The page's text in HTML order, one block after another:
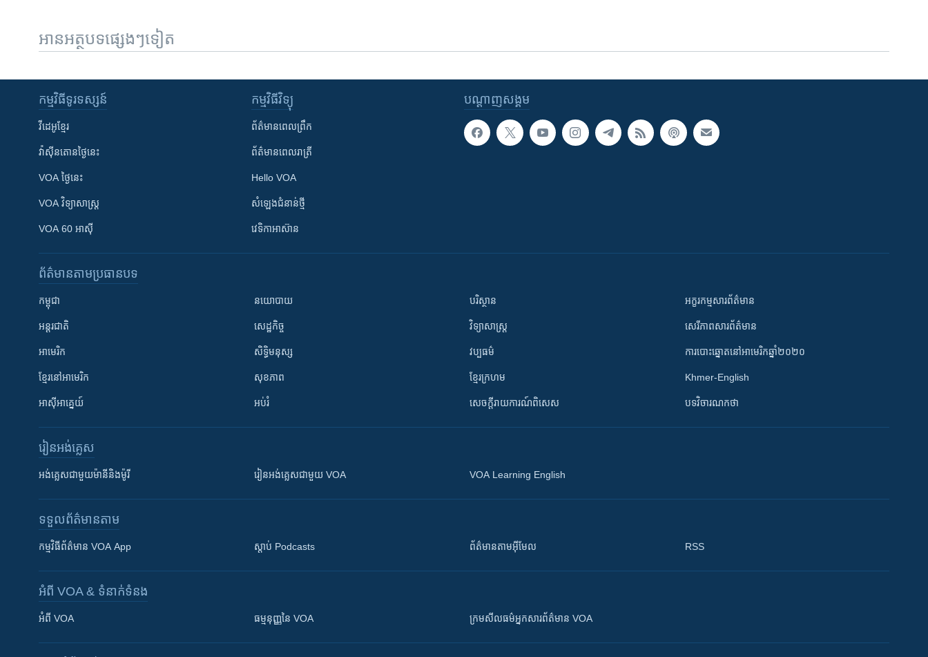
អានអត្ថបទផ្សេងៗទៀត
បណ្តាញ​សង្គម
កម្មវិធី​ទូរទស្សន៍
វីដេអូ​ខ្មែរ
វ៉ាស៊ីនតោន​ថ្ងៃ​នេះ
VOA ថ្ងៃនេះ
VOA ​វិទ្យាសាស្ត្រ
VOA 60 អាស៊ី
កម្មវិធី​វិទ្យុ
ព័ត៌មាន​ពេល​ព្រឹក
ព័ត៌មាន​​ពេល​រាត្រី
Hello VOA
សំឡេង​ជំនាន់​ថ្មី
វេទិកា​អាស៊ាន
ព័ត៌មាន​តាមប្រធានបទ​
កម្ពុជា
អន្តរជាតិ
អាមេរិក
ខ្មែរ​នៅអាមេរិក
អាស៊ីអាគ្នេយ៍
នយោបាយ
សេដ្ឋកិច្ច
សិទ្ធិមនុស្ស
សុខភាព
អប់រំ
បរិស្ថាន
វិទ្យាសាស្រ្ត
វប្បធម៌
ខ្មែរក្រហម
សេចក្តីរាយការណ៍ពិសេស
អក្ខរកម្មសារព័ត៌មាន
សេរីភាពសារព័ត៌មាន
ការបោះឆ្នោតនៅអាមេរិកឆ្នាំ២០២០
Khmer-English
បទវិចារណកថា
រៀន​​អង់គ្លេស
អង់គ្លេស​ជាមួយ​ម៉ានី​និង​ម៉ូរី រៀន​​​​​​អង់គ្លេស​​ជាមួយ VOA VOA Learning English
ទទួល​ព័ត៌មាន​តាម
កម្មវិធី​ព័ត៌មាន VOA App ស្តាប់ Podcasts ព័ត៌មាន​តាម​អ៊ីមែល RSS
អំពី​ VOA & ទំនាក់ទំនង
អំពី​ VOA ធម្មនុញ្ញ​នៃ VOA ក្រម​​​សីលធម៌​​​អ្នក​​​សារព័ត៌មាន VOA